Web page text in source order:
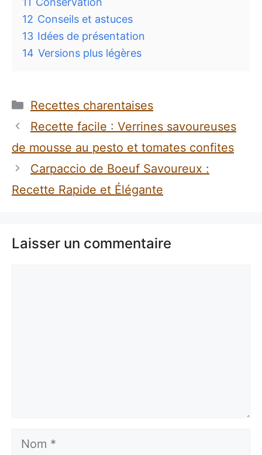
12 Conseils et astuces
13 Idées de présentation
14 Versions plus légères
Catégories
Recettes charentaises
Recette facile : Verrines savoureuses
de mousse au pesto et tomates confites
Carpaccio de Boeuf Savoureux :
Recette Rapide et Élégante
Laisser un commentaire
Nom